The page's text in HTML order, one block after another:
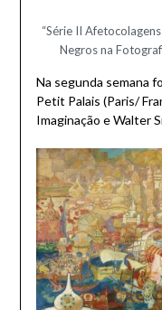
“Série II
Negros na
Na segunda semana
Petit Palais (Paris/
Imaginação e Walter